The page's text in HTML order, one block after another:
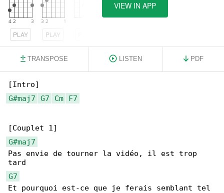
PLAY PLAY
VIEW IN APP
TRANSPOSE LISTEN PDF
G#maj7
G7 Cm F7
G#maj7
Pas envie de tourner la vidéo, il est trop
G7
Et pourquoi est-ce que je ferais semblant tel